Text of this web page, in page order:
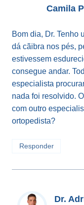
Camila
Bom dia, Dr. Tenho
dá cãibra nos pés,
estivessem
consegue andar.
especialista
nada foi resolvido.
com outro
ortopedista?
Responder
Dr.